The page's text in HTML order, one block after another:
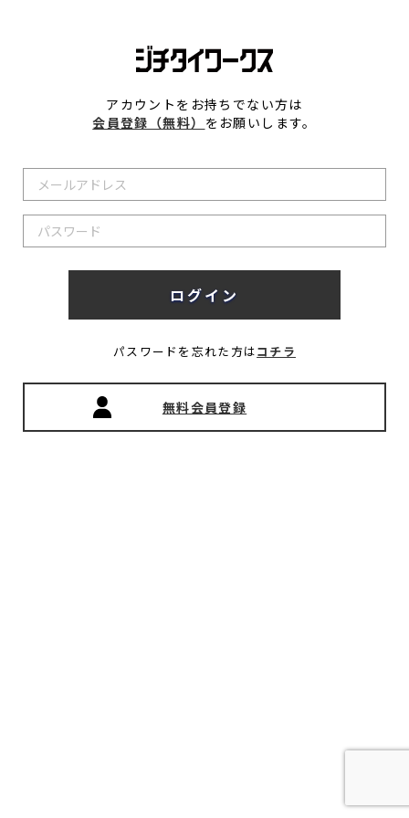
アカウントをお持ちでない方は
会員登録（無料） をお願いします。
パスワードを忘れた方はコチラ
無料会員登録